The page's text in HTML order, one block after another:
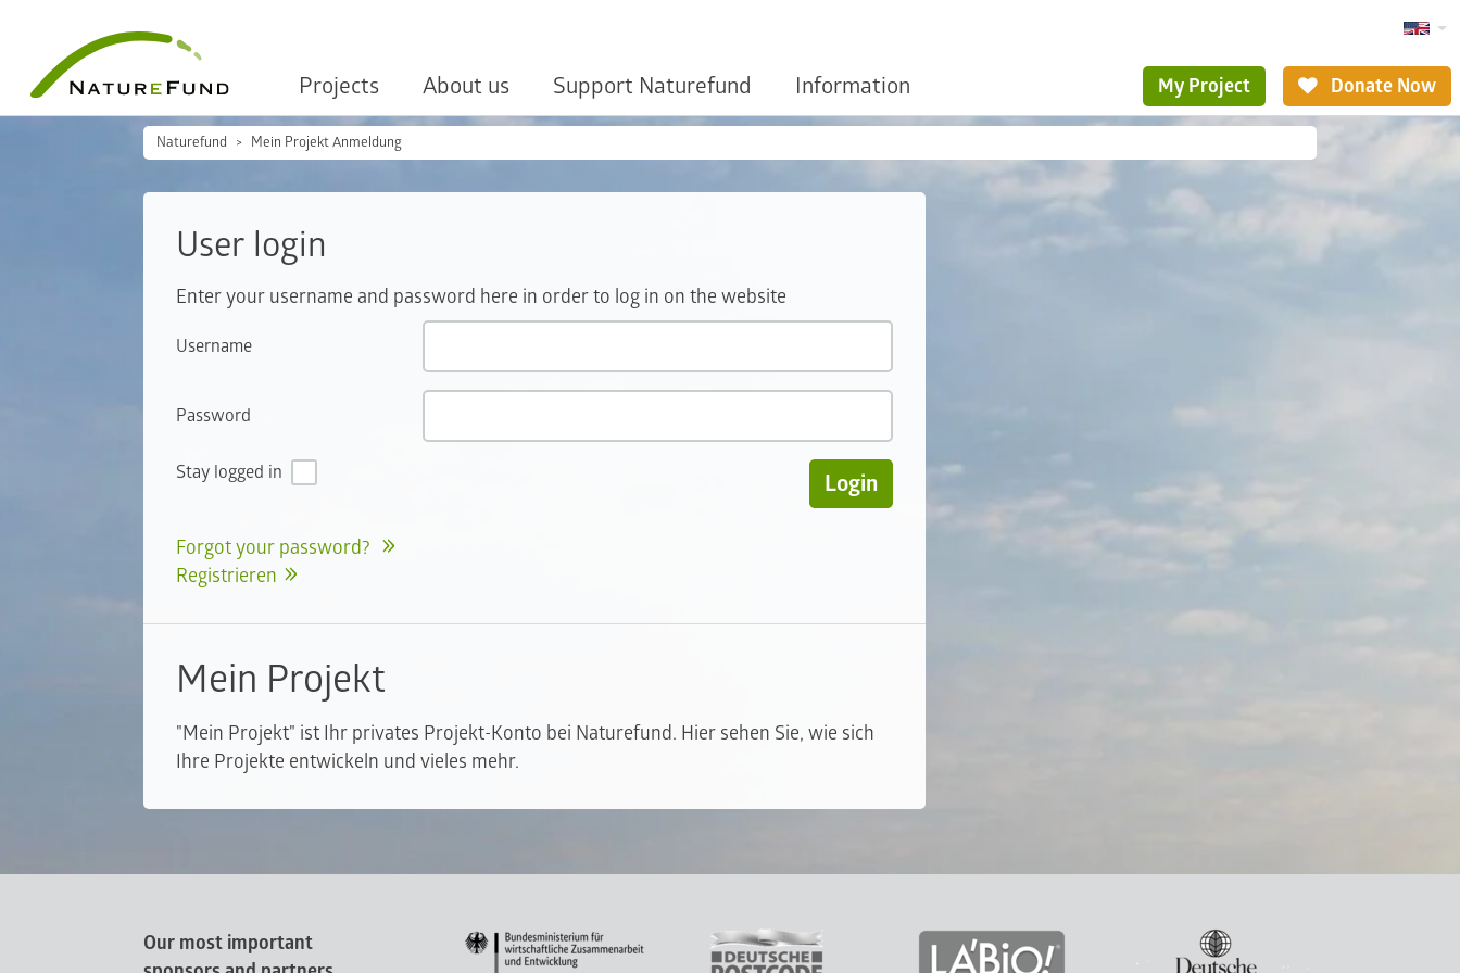
Projects About us Support Naturefund Information My Project Donate Now
Naturefund Mein Projekt Anmeldung
User login
Enter your username and password here in order to log in on the website
Username
Password
Stay logged in
Forgot your password?
Registrieren
Mein Projekt
"Mein Projekt" ist Ihr privates Projekt-Konto bei Naturefund. Hier sehen Sie, wie sich
Ihre Projekte entwickeln und vieles mehr.
Our most important